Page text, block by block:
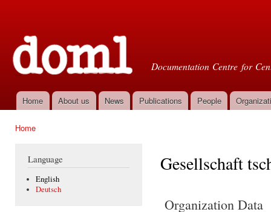
Documentation Centre for
Main menu
Home About us News Publications People
Home
Language
English
Deutsch
Gesellschaft
Organization Data